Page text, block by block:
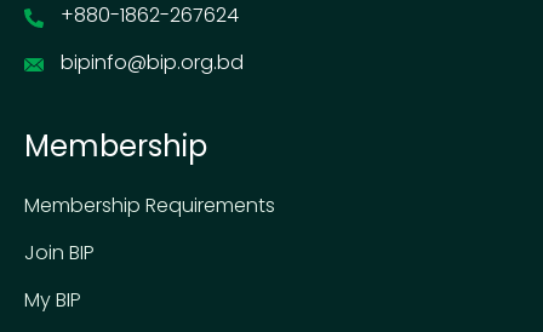
+880-1862-267624
bipinfo@bip.org.bd
Membership
Membership Requirements
Join BIP
My BIP